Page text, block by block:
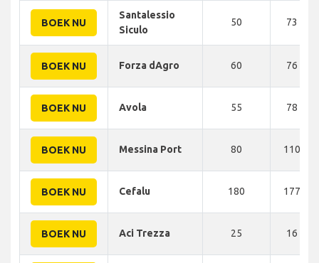
BOEK NU
Santalessio
Siculo
50 73 KM
BOEK NU Forza dAgro 60 76 KM
BOEK NU Avola 55 78 KM
BOEK NU Messina Port 80 110 KM
BOEK NU Cefalu 180 177 KM
BOEK NU Aci Trezza 25 16 KM